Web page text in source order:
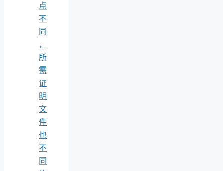
点
不
同
，
所
需
证
明
文
件
也
不
同